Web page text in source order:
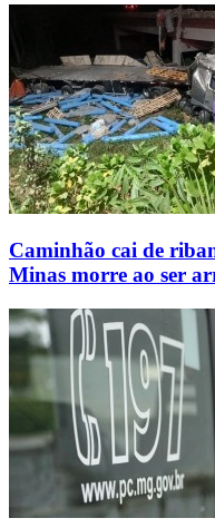
Caminhão cai de
Minas morre ao ser